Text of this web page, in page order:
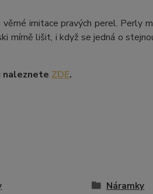
imitace pravých perel. Perly
mírně lišit, i když se jedná o
naleznete ZDE.
Náramky